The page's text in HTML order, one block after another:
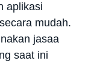
aplikasi
mudah.
jasaa
saat ini